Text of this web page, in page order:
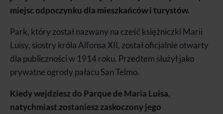
miejsc odpoczynku dla mieszkańców i turystów.
Park, który został nazwany na cześć księżniczki Marii
Luisy, siostry króla Alfonsa XII, został oficjalnie otwarty
dla publiczności w 1914 roku. Przedtem służył jako
prywatne ogrody pałacu San Telmo.
Kiedy wejdziesz do Parque de Maria Luisa,
natychmiast zostaniesz zaskoczony jego